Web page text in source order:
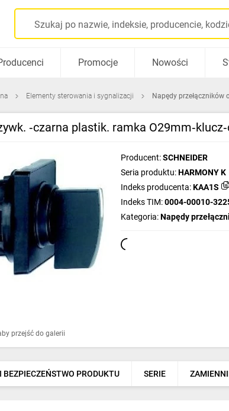
Promocje Nowości
Elementy sterowania i sygnalizacji Napędy przełączników
‑czarna plastik. ramka
przejść do galerii
Producent:SCHNEIDER
Seria produktu:HARMONY K
Indeks producenta:KAA1S
Indeks TIM:0004-00010-
Kategoria:Napędy
BEZPIECZEŃSTWO PRODUKTU SERIE